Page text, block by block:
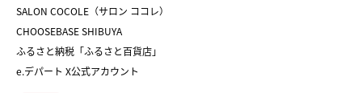
ホワイトデー
おせち
フード
SALON COCOLE（サロン ココレ）
CHOOSEBASE SHIBUYA
ふるさと納税「ふるさと百貨店」
e.デパート X公式アカウント